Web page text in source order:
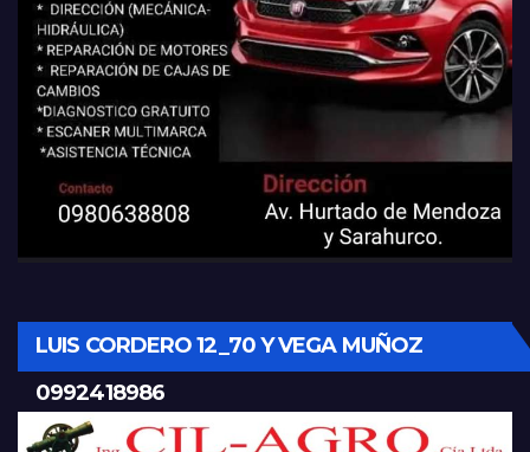
LUIS CORDERO 12_70 Y VEGA MUÑOZ
0992418986